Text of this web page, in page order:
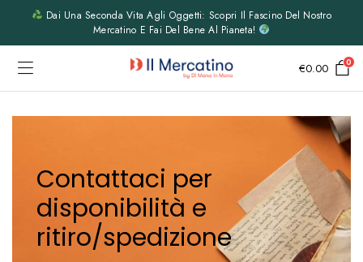
Dai Una Seconda Vita Agli Oggetti: Scopri Il Fascino Del Nostro
Mercatino E Fai Del Bene Al Pianeta!
€0.00 0
Contattaci per
disponibilità e
ritiro/spedizione